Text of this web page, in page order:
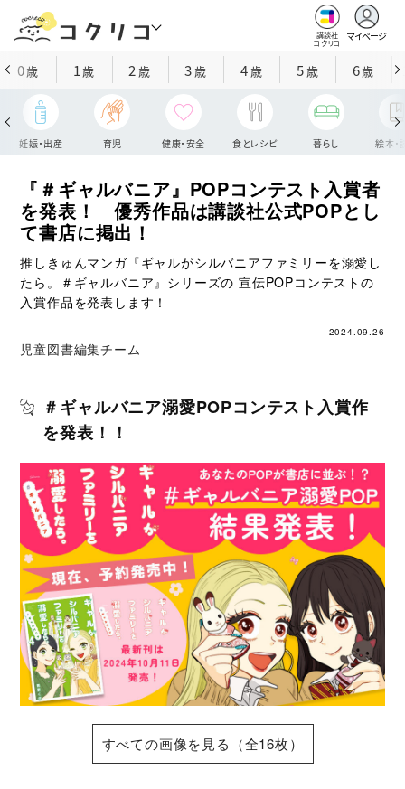
講談社
コクリコ
マイページ
0歳 1歳 2 歳 3歳 4歳 5歳 6歳
妊娠・出産 育児 健康・安全 食とレシピ 暮らし 絵本・
『＃ギャルバニア』POPコンテスト入賞者
を発表！ 優秀作品は講談社公式POPとし
て書店に掲出！
推しきゅんマンガ『ギャルがシルバニアファミリーを溺愛し
たら。＃ギャルバニア』シリーズの 宣伝POPコンテストの
入賞作品を発表します！
2024.09.26
児童図書編集チーム
＃ギャルバニア溺愛POPコンテスト入賞作
を発表！！
すべての画像を見る（全16枚）